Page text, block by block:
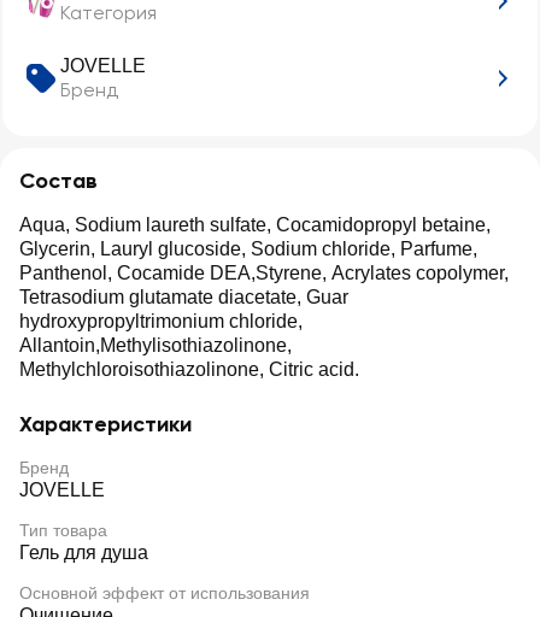
Категория
JOVELLE
Бренд
Состав
Aqua, Sodium laureth sulfate, Cocamidopropyl betaine,
Glycerin, Lauryl glucoside, Sodium chloride, Parfume,
Panthenol, Cocamide DEA,Styrene, Acrylates copolymer,
Tetrasodium glutamate diacetate, Guar
hydroxypropyltrimonium chloride,
Allantoin,Methylisothiazolinone,
Methylchloroisothiazolinone, Citric acid.
Характеристики
Бренд
JOVELLE
Тип товара
Гель для душа
Основной эффект от использования